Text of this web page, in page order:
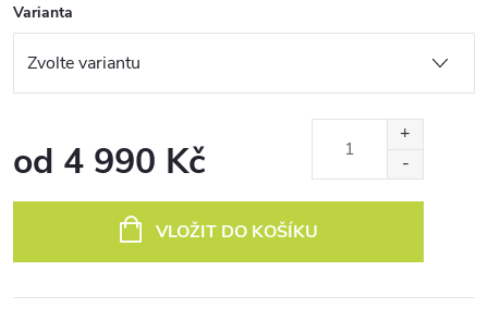
Varianta
od 4 990 Kč
VLOŽIT DO KOŠÍKU